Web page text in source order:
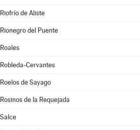
Riofrío de Aliste
Rionegro del Puente
Roales
Robleda-Cervantes
Roelos de Sayago
Rosinos de la Requejada
Salce